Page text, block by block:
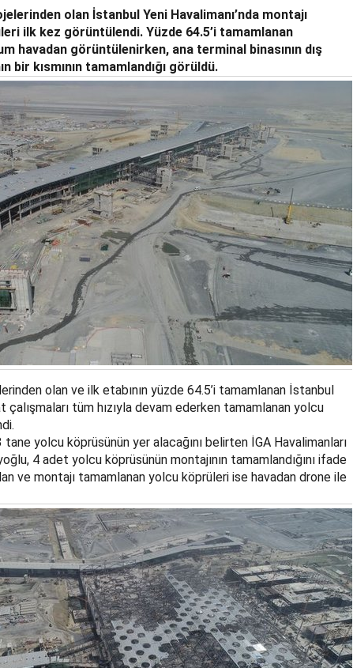
AYINDA 5 MİLYAR 301 MİLYON TL
olan İstanbul Yeni Havalimanı’nda montajı
ilk kez görüntülendi. Yüzde 64.5’i tamamlanan
havadan görüntülenirken, ana terminal binasının dış
bir kısmının tamamlandığı görüldü.
olan ve ilk etabının yüzde 64.5’i tamamlanan İstanbul
çalışmaları tüm hızıyla devam ederken tamamlanan yolcu
tane yolcu köprüsünün yer alacağını belirten İGA Havalimanları
4 adet yolcu köprüsünün montajının tamamlandığını ifade
ve montajı tamamlanan yolcu köprüleri ise havadan drone ile